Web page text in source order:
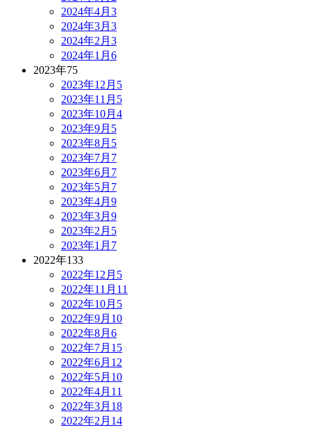
2024年4月 3
2024年3月 3
2024年2月 3
2024年1月 6
2023年75
2023年12月 5
2023年11月 5
2023年10月 4
2023年9月 5
2023年8月 5
2023年7月 7
2023年6月 7
2023年5月 7
2023年4月 9
2023年3月 9
2023年2月 5
2023年1月 7
2022年133
2022年12月 5
2022年11月 11
2022年10月 5
2022年9月 10
2022年8月 6
2022年7月 15
2022年6月 12
2022年5月 10
2022年4月 11
2022年3月 18
2022年2月 14